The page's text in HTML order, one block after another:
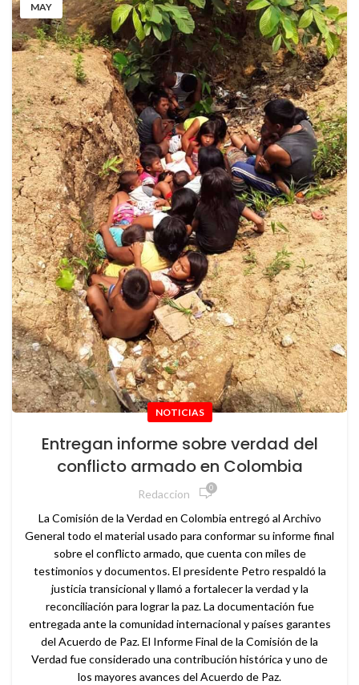
MAY
NOTICIAS
Entregan informe sobre verdad del
conflicto armado en Colombia
Redaccion 0
La Comisión de la Verdad en Colombia entregó al Archivo
General todo el material usado para conformar su informe final
sobre el conflicto armado, que cuenta con miles de
testimonios y documentos. El presidente Petro respaldó la
justicia transicional y llamó a fortalecer la verdad y la
reconciliación para lograr la paz. La documentación fue
entregada ante la comunidad internacional y países garantes
del Acuerdo de Paz. El Informe Final de la Comisión de la
Verdad fue considerado una contribución histórica y uno de
los mayores avances del Acuerdo de Paz.